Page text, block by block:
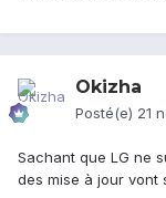
Okizha
Posté(e) 21
Sachant que LG ne
des mise à jour vont